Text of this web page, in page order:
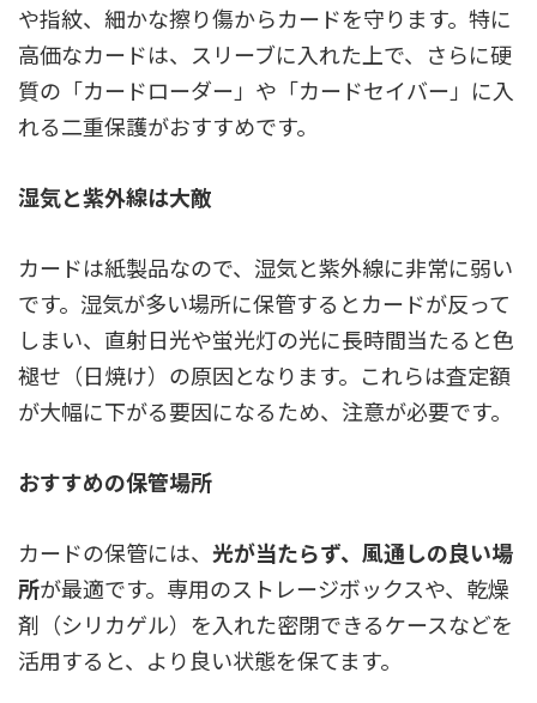
や指紋、細かな擦り傷からカードを守ります。特に
高価なカードは、スリーブに入れた上で、さらに硬
質の「カードローダー」や「カードセイバー」に入
れる二重保護がおすすめです。
湿気と紫外線は大敵
カードは紙製品なので、湿気と紫外線に非常に弱い
です。湿気が多い場所に保管するとカードが反って
しまい、 直射日光や蛍光灯の光に長時間当たると色
褪せ（日焼け）の原因となります。 これらは査定額
が大幅に下がる要因になるため、注意が必要です。
おすすめの保管場所
カードの保管には、 光が当たらず、風通しの良い場
所が最適です。専用のストレージボックスや、乾燥
剤（シリカゲル）を入れた密閉できるケースなどを
活用すると、より良い状態を保てます。